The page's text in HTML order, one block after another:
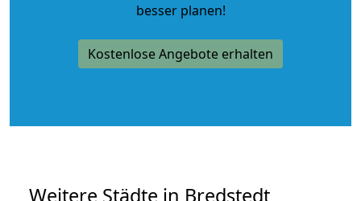
besser planen!
Kostenlose Angebote erhalten
Weitere Städte in Bredstedt